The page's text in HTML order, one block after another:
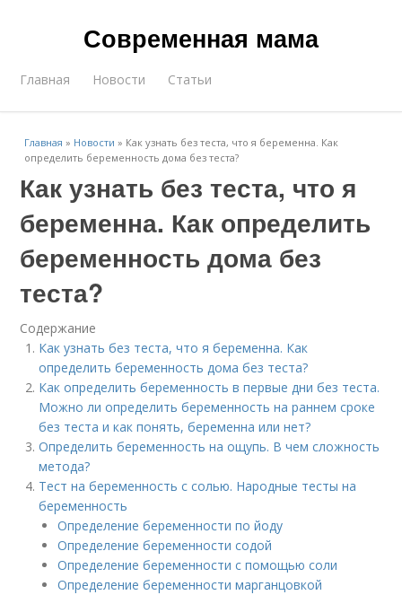
Современная мама
Главная Новости Статьи
Главная » Новости » Как узнать без теста, что я беременна. Как
определить беременность дома без теста?
Как узнать без теста, что я
беременна. Как определить
беременность дома без
теста?
Содержание
Как узнать без теста, что я беременна. Как
определить беременность дома без теста?
Как определить беременность в первые дни без теста.
Можно ли определить беременность на раннем сроке
без теста и как понять, беременна или нет?
Определить беременность на ощупь. В чем сложность
метода?
Тест на беременность с солью. Народные тесты на
беременность
Определение беременности по йоду
Определение беременности содой
Определение беременности с помощью соли
Определение беременности марганцовкой